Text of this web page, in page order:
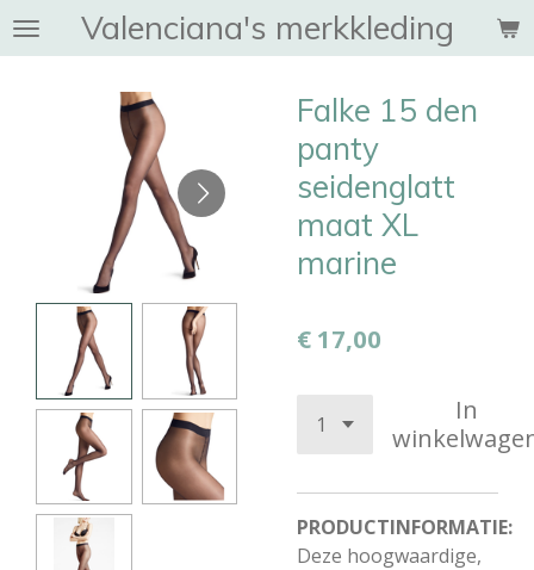
Ga
direct
hoofdinhoud
Valenciana's merkkleding
Falke 15 den
panty
seidenglatt
maat XL
marine
€ 17,00
In
PRODUCTINFORMATIE:
Deze hoogwaardige,